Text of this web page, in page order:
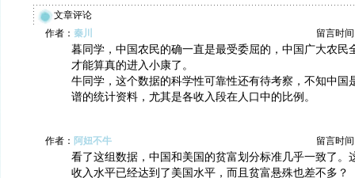
文章评论
作者： 秦川 留言时间
暮同学，中国农民的确一直是最受委屈的，中国广大农民
才能算真的进入小康了。
牛同学，这个数据的科学性可靠性还有待考察，不知中国
谱的统计资料，尤其是各收入段在人口中的比例。
作者： 阿妞不牛 留言时间
看了这组数据，中国和美国的贫富划分标准几乎一致了。
收入水平已经达到了美国水平，而且贫富悬殊也差不多？